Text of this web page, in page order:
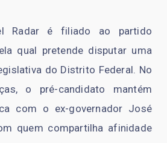
Radar é filiado ao partido
qual pretende disputar uma
do Distrito Federal. No
o pré-candidato mantém
com o ex-governador José
quem compartilha afinidade